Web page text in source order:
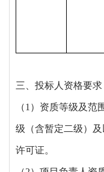
三、投标人资格要求
（1）资质等级及范
级（含暂定二级）
许可证。